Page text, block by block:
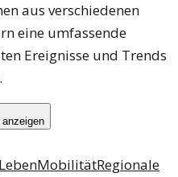
aus verschiedenen
eine umfassende
Ereignisse und Trends
anzeigen
LebenMobilitätRegionale